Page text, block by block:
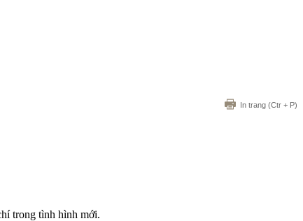
In trang (Ctr + P)
trong tình hình mới.